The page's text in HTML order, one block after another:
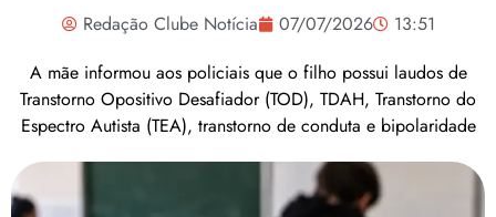
Redação Clube Notícia 07/07/2026
13:51
A mãe informou aos policiais que o filho possui laudos de
Transtorno Opositivo Desafiador (TOD), TDAH, Transtorno do
Espectro Autista (TEA), transtorno de conduta e bipolaridade